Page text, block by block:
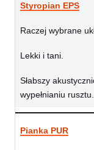
Styropian EPS
Raczej wybrane
Lekki i tani.
Słabszy
wypełnianiu rusztu.
Pianka PUR